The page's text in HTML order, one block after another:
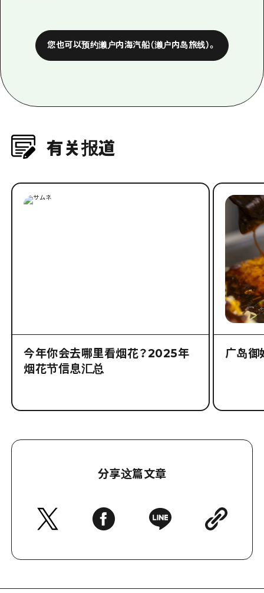
您也可以预约濑户内海汽船（濑户内岛旅线）。
有关报道
今年你会去哪里看烟花？2025年
烟花节信息汇总
广岛御
分享这篇文章